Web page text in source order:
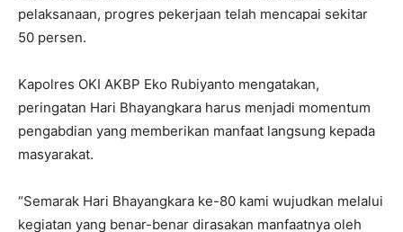
pelaksanaan, progres pekerjaan telah mencapai sekitar
50 persen.
Kapolres OKI AKBP Eko Rubiyanto mengatakan,
peringatan Hari Bhayangkara harus menjadi momentum
pengabdian yang memberikan manfaat langsung kepada
masyarakat.
“Semarak Hari Bhayangkara ke-80 kami wujudkan melalui
kegiatan yang benar-benar dirasakan manfaatnya oleh